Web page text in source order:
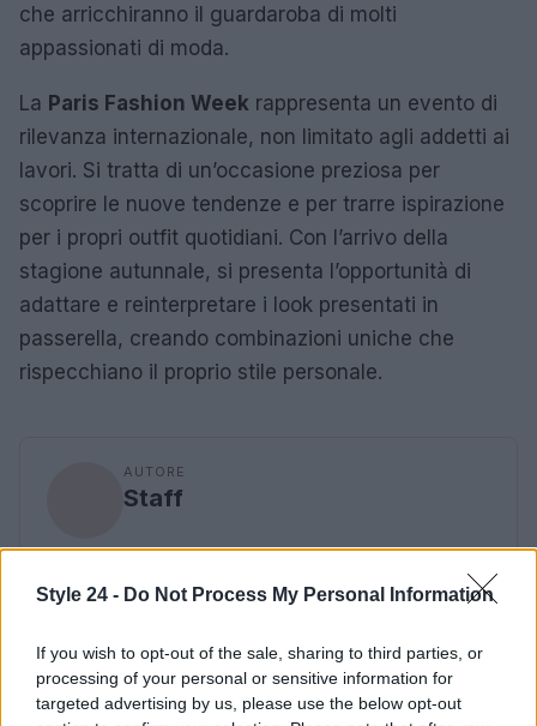
Style 24 - Do Not Process My Personal Information
If you wish to opt-out of the sale, sharing to third parties, or
processing of your personal or sensitive information for
targeted advertising by us, please use the below opt-out
che arricchiranno il guardaroba di molti
appassionati di moda.
La Paris Fashion Week rappresenta un evento di
rilevanza internazionale, non limitato agli addetti ai
lavori. Si tratta di un’occasione preziosa per
scoprire le nuove tendenze e per trarre ispirazione
per i propri outfit quotidiani. Con l’arrivo della
stagione autunnale, si presenta l’opportunità di
adattare e reinterpretare i look presentati in
passerella, creando combinazioni uniche che
rispecchiano il proprio stile personale.
AUTORE
Staff